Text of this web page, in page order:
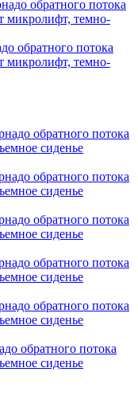
обратного потока
микролифт, темно-
обратного потока
сиденье